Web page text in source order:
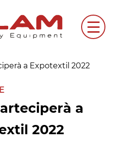
Menu
a Expotextil 2022
a
2022